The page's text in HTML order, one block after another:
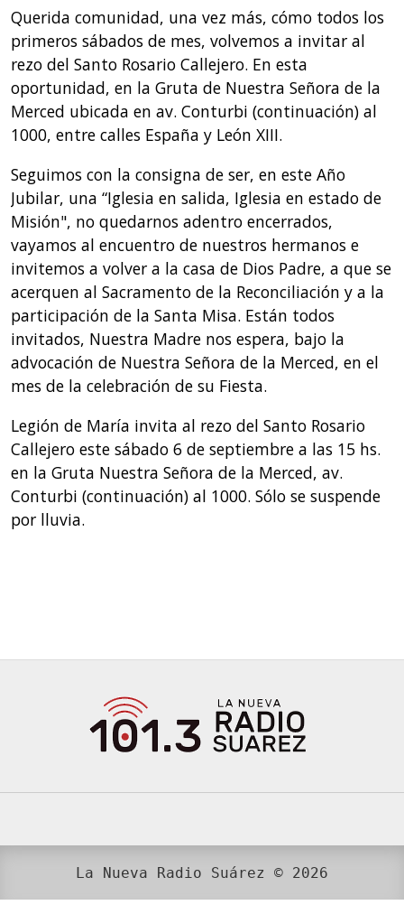
Querida comunidad, una vez más, cómo todos los
primeros sábados de mes, volvemos a invitar al
rezo del Santo Rosario Callejero. En esta
oportunidad, en la Gruta de Nuestra Señora de la
Merced ubicada en av. Conturbi (continuación) al
1000, entre calles España y León XIII.
Seguimos con la consigna de ser, en este Año
Jubilar, una “Iglesia en salida, Iglesia en estado de
Misión", no quedarnos adentro encerrados,
vayamos al encuentro de nuestros hermanos e
invitemos a volver a la casa de Dios Padre, a que se
acerquen al Sacramento de la Reconciliación y a la
participación de la Santa Misa. Están todos
invitados, Nuestra Madre nos espera, bajo la
advocación de Nuestra Señora de la Merced, en el
mes de la celebración de su Fiesta.
Legión de María invita al rezo del Santo Rosario
Callejero este sábado 6 de septiembre a las 15 hs.
en la Gruta Nuestra Señora de la Merced, av.
Conturbi (continuación) al 1000. Sólo se suspende
por lluvia.
La Nueva Radio Suárez © 2026